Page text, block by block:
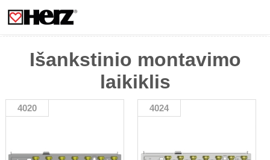
Išankstinio montavimo
laikiklis
4020 4024